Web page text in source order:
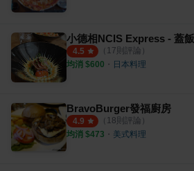
4.5 （ 17則評論）
均消 $600 ・ 日本料理
BravoBurger發福廚房
4.9 （ 18則評論）
均消 $473 ・ 美式料理